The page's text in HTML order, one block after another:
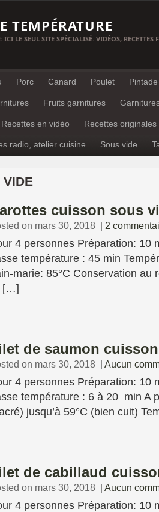
TEMPÉRATURE
ICI LE SEUL SITE SPÉCIALISÉ. VIDÉOS, RECETTES
Porc Canard Poulet Pintade
Fruits garnitures
Recettes en vidéo Recettes originales
radio, atelier cuisine Sous vide
VIDE
cuisson sous
on mars 30, 2018 | 2
4 personnes Préparation: 10
température : 45 min
marie: 85°C Conservation au
[…]
de saumon
on mars 30, 2018 | Aucun
4 personnes Préparation: 10
température : 6 à 20 min A
jusqu’à 59°C (bien cuit)
de cabillaud
on mars 30, 2018 | Aucun
4 personnes Préparation: 10